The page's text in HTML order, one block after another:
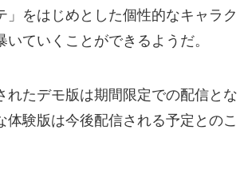
」をはじめとした個性的なキャラク
ていくことができるようだ。
れたデモ版は期間限定での配信とな
体験版は今後配信される予定とのこ